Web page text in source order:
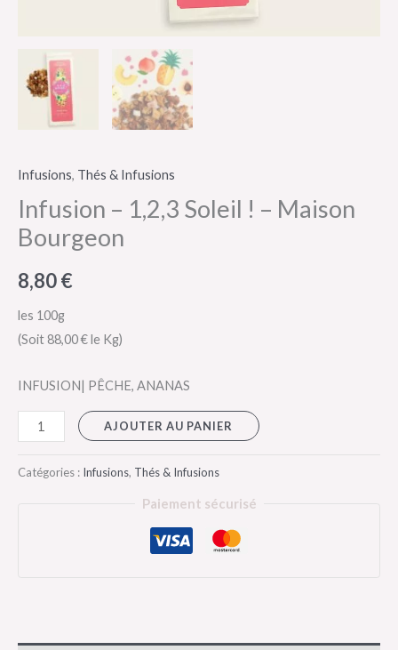
Infusions, Thés & Infusions
Infusion – 1,2,3 Soleil ! – Maison
Bourgeon
8,80€
les 100g
(Soit 88,00 € le Kg)
INFUSION| PÊCHE, ANANAS
AJOUTER AU PANIER
Catégories : Infusions, Thés & Infusions
Paiement sécurisé